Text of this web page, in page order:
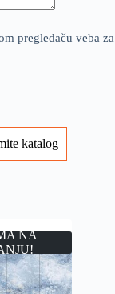
pregledaču veba za
katalog
NA